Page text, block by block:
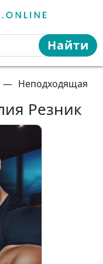
Найти
— Неподходящая
Резник